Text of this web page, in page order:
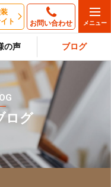
ト
お問い合わせ
の声 ブログ
ログ